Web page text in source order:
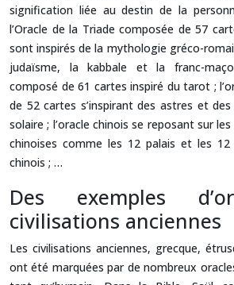
signification liée au destin de la
l’Oracle de la Triade composée de 57
sont inspirés de la mythologie gréco-
judaïsme, la kabbale et la franc-
composé de 61 cartes inspiré du tarot ;
de 52 cartes s’inspirant des astres et
solaire ; l’oracle chinois se reposant sur
chinoises comme les 12 palais et les 12
chinois ; …
Des exemples
civilisations anciennes
Les civilisations anciennes, grecque,
ont été marquées par de nombreux